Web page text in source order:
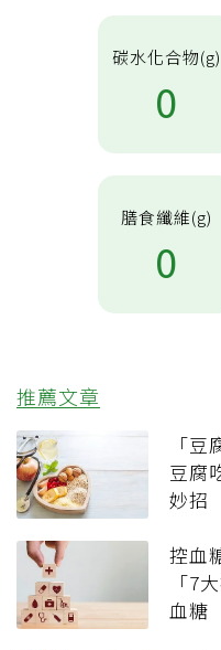
碳水化合物(g)
0
膳食纖維(g)
0
推薦文章
「
豆腐
妙招
控血
「7
血糖